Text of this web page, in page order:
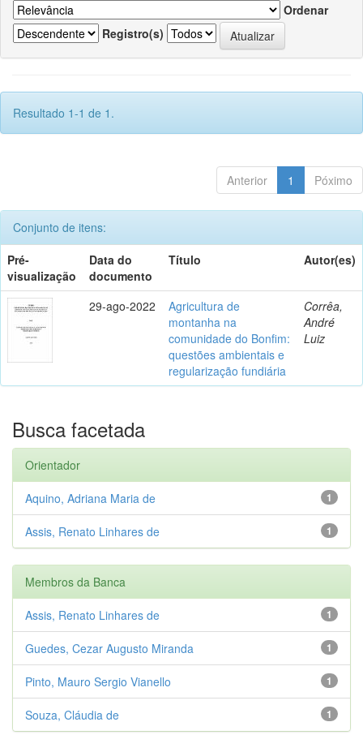
Ordenar
Registro(s)
Resultado 1-1 de 1.
Anterior 1 Póximo
Conjunto de itens:
Pré-
visualização
Data do
documento
Título Autor(es)
29-ago-2022
Agricultura de
montanha na
comunidade do Bonfim:
questões ambientais e
regularização fundiária
Corrêa,
André
Luiz
Busca facetada
Orientador
1
Aquino, Adriana Maria de
1
Assis, Renato Linhares de
Membros da Banca
1
Assis, Renato Linhares de
1
Guedes, Cezar Augusto Miranda
1
Pinto, Mauro Sergio Vianello
1
Souza, Cláudia de